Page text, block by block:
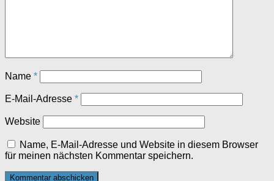
Name *
E-Mail-Adresse *
Website
Name, E-Mail-Adresse und Website in diesem Browser
für meinen nächsten Kommentar speichern.